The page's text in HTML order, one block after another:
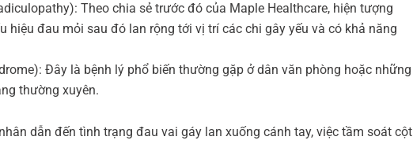
Theo chia sẻ trước đó của Maple Healthcare, hiện tượng
hiệu đau mỏi sau đó lan rộng tới vị trí các chi gây yếu và có khả năng
Đây là bệnh lý phổ biến thường gặp ở dân văn phòng hoặc những
thường xuyên.
dẫn đến tình trạng đau vai gáy lan xuống cánh tay, việc tầm soát cột